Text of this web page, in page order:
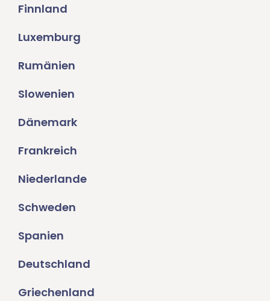
Finnland
Luxemburg
Rumänien
Slowenien
Dänemark
Frankreich
Niederlande
Schweden
Spanien
Deutschland
Griechenland